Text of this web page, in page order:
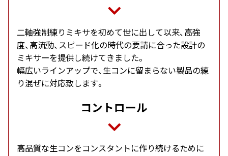
二軸強制練りミキサを初めて世に出して以来、高強
度、高流動、スピード化の時代の要請に合った設計の
ミキサーを提供し続けてきました。
幅広いラインアップで、生コンに留まらない製品の練
り混ぜに対応致します。
コントロール
高品質な生コンをコンスタントに作り続けるために